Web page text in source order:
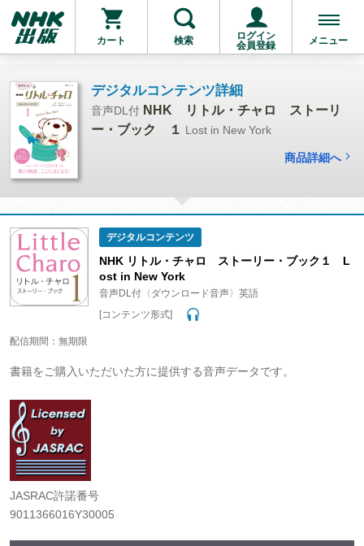
カート 検索
ログイン
会員登録
メニュー
デジタルコンテンツ詳細
音声DL付 NHK リトル・チャロ ストーリ
ー・ブック １ Lost in New York
商品詳細へ
デジタルコンテンツ
NHK リトル・チャロ ストーリー・ブック１ L
ost in New York
音声DL付〈ダウンロード音声〉英語
[コンテンツ形式]
配信期間：無期限
書籍をご購入いただいた方に提供する音声データです。
JASRAC許諾番号
9011366016Y30005